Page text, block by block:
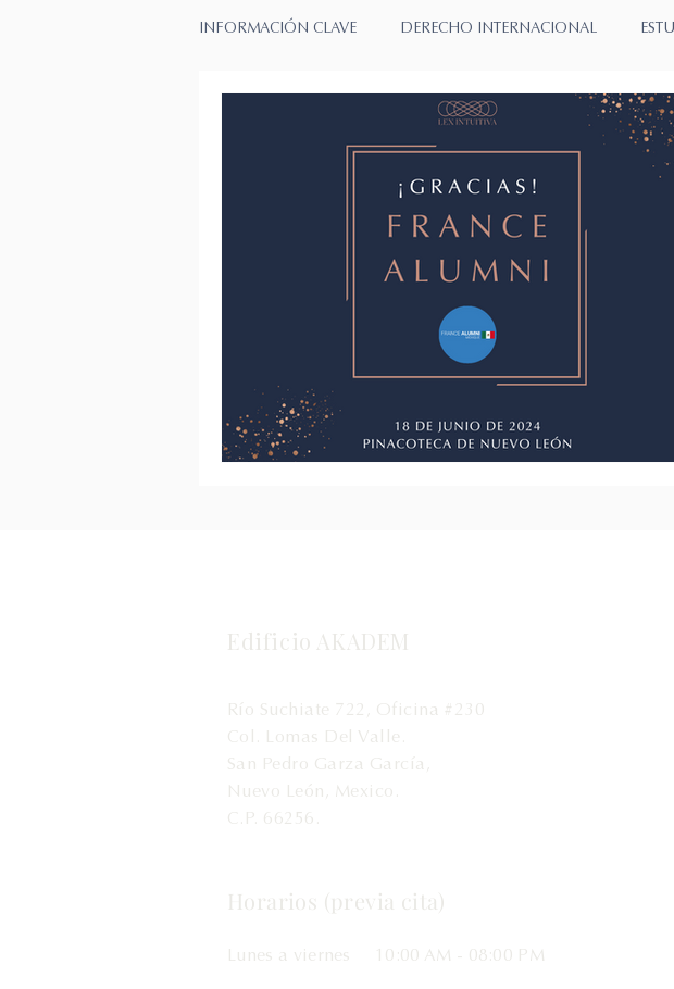
INFORMACIÓN CLAVE DERECHO INTERNACIONAL
DERECHO FISCAL USA
TRADUCCIÓN PERICIAL/CERTIFICADA
Edificio AKADEM
Río Suchiate 722, Oficina #230
Col. Lomas Del Valle.
San Pedro Garza García,
Nuevo León, Mexico.
C.P. 66256.
Horarios (previa cita)
Lunes a viernes
10:00 AM - 08:00 PM